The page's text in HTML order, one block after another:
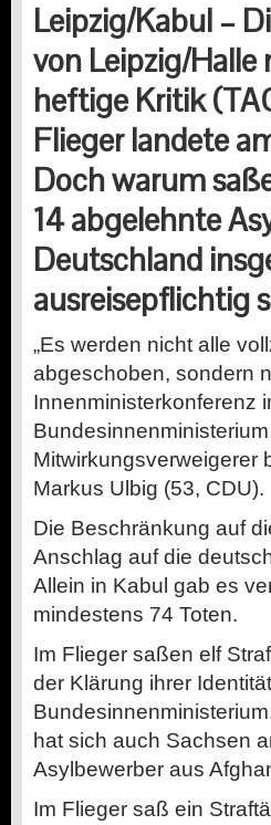
Leipzig/Kabul –
von Leipzig/
heftige Kritik
Flieger landete
Doch warum
14 abgelehnte
Deutschland
ausreisepflichtig
„Es werden nicht alle
abgeschoben, sondern
Innenministerkonferenz
Mitwirkungsverweigerer
Markus Ulbig (53, CDU).
Die Beschränkung auf
Anschlag auf die
Allein in Kabul gab es
mindestens 74 Toten.
Im Flieger saßen elf
der Klärung ihrer
hat sich auch Sachsen
Asylbewerber aus
Im Flieger saß ein